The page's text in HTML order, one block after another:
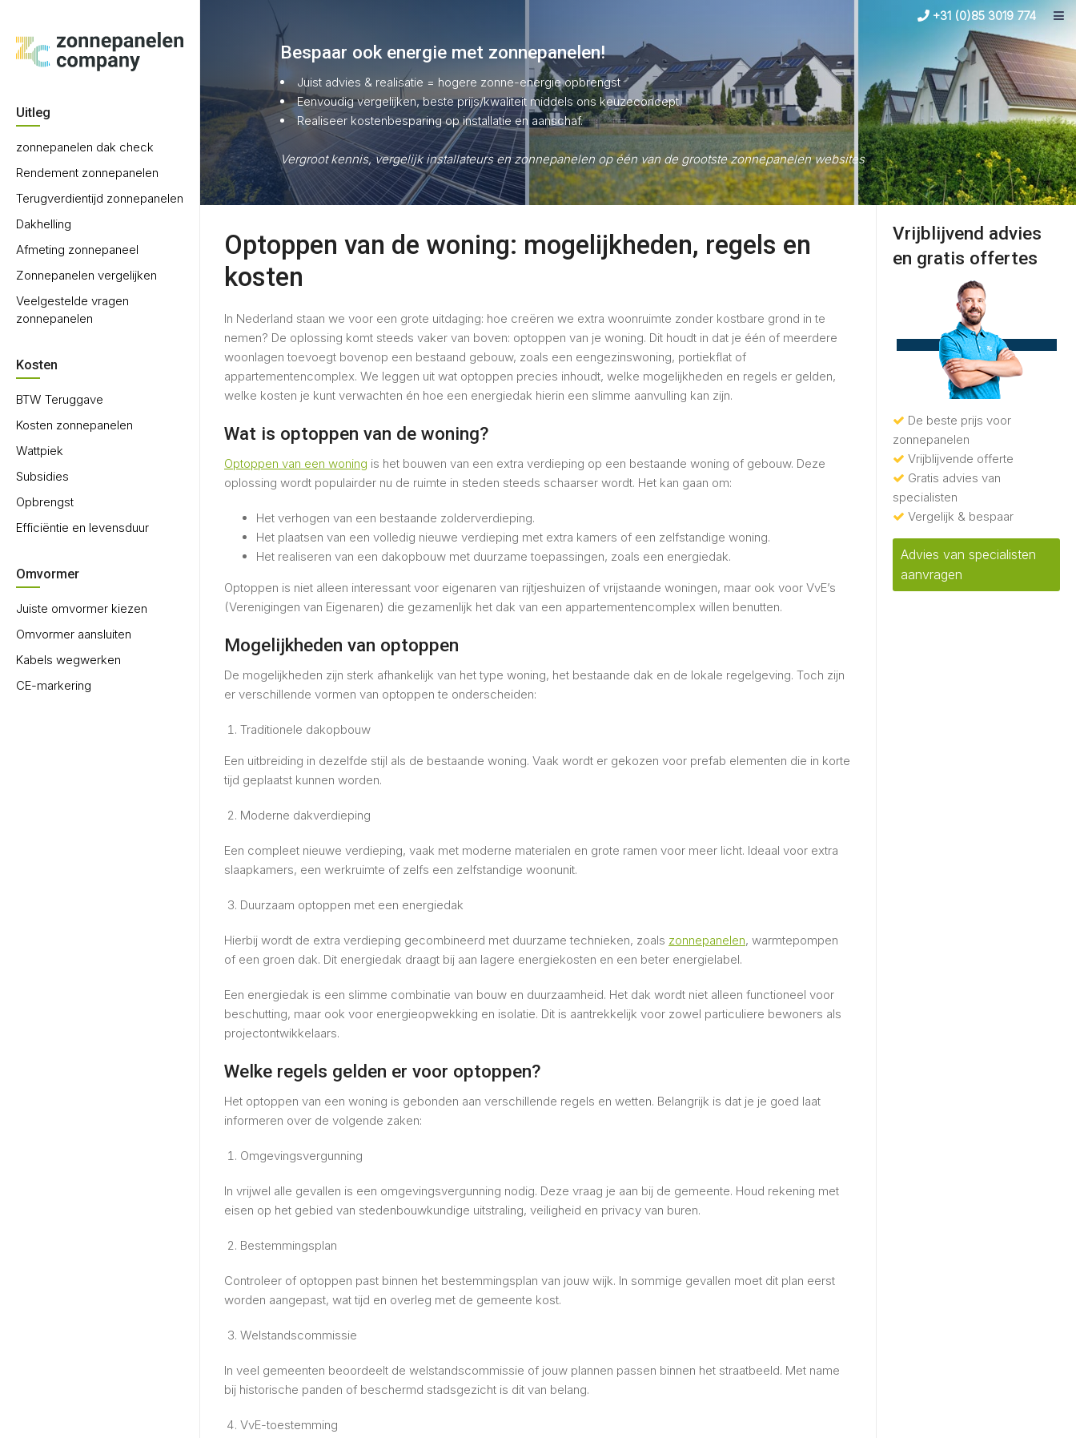
+31 (0)85 3019 774
Uitleg
zonnepanelen dak check
Rendement zonnepanelen
Terugverdientijd zonnepanelen
Dakhelling
Afmeting zonnepaneel
Zonnepanelen vergelijken
Veelgestelde vragen
zonnepanelen
Kosten
BTW Teruggave
Kosten zonnepanelen
Wattpiek
Subsidies
Opbrengst
Efficiëntie en levensduur
Omvormer
Juiste omvormer kiezen
Omvormer aansluiten
Kabels wegwerken
CE-markering
Bespaar ook energie met zonnepanelen!
Juist advies & realisatie = hogere zonne-energie opbrengst
Eenvoudig vergelijken, beste prijs/kwaliteit middels ons keuzeconcept.
Realiseer kostenbesparing op installatie en aanschaf.
Vergroot kennis, vergelijk installateurs en zonnepanelen op één van de grootste zonnepanelen websites
Optoppen van de woning: mogelijkheden, regels en
kosten
In Nederland staan we voor een grote uitdaging: hoe creëren we extra woonruimte zonder kostbare grond in te
nemen? De oplossing komt steeds vaker van boven: optoppen van je woning. Dit houdt in dat je één of meerdere
woonlagen toevoegt bovenop een bestaand gebouw, zoals een eengezinswoning, portiekflat of
appartementencomplex. We leggen uit wat optoppen precies inhoudt, welke mogelijkheden en regels er gelden,
welke kosten je kunt verwachten én hoe een energiedak hierin een slimme aanvulling kan zijn.
Wat is optoppen van de woning?
Optoppen van een woning is het bouwen van een extra verdieping op een bestaande woning of gebouw. Deze
oplossing wordt populairder nu de ruimte in steden steeds schaarser wordt. Het kan gaan om:
Het verhogen van een bestaande zolderverdieping.
Het plaatsen van een volledig nieuwe verdieping met extra kamers of een zelfstandige woning.
Het realiseren van een dakopbouw met duurzame toepassingen, zoals een energiedak.
Optoppen is niet alleen interessant voor eigenaren van rijtjeshuizen of vrijstaande woningen, maar ook voor VvE’s
(Verenigingen van Eigenaren) die gezamenlijk het dak van een appartementencomplex willen benutten.
Mogelijkheden van optoppen
De mogelijkheden zijn sterk afhankelijk van het type woning, het bestaande dak en de lokale regelgeving. Toch zijn
er verschillende vormen van optoppen te onderscheiden:
Traditionele dakopbouw
Een uitbreiding in dezelfde stijl als de bestaande woning. Vaak wordt er gekozen voor prefab elementen die in korte
tijd geplaatst kunnen worden.
Moderne dakverdieping
Een compleet nieuwe verdieping, vaak met moderne materialen en grote ramen voor meer licht. Ideaal voor extra
slaapkamers, een werkruimte of zelfs een zelfstandige woonunit.
Duurzaam optoppen met een energiedak
Hierbij wordt de extra verdieping gecombineerd met duurzame technieken, zoals zonnepanelen, warmtepompen
of een groen dak. Dit energiedak draagt bij aan lagere energiekosten en een beter energielabel.
Een energiedak is een slimme combinatie van bouw en duurzaamheid. Het dak wordt niet alleen functioneel voor
beschutting, maar ook voor energieopwekking en isolatie. Dit is aantrekkelijk voor zowel particuliere bewoners als
projectontwikkelaars.
Welke regels gelden er voor optoppen?
Het optoppen van een woning is gebonden aan verschillende regels en wetten. Belangrijk is dat je je goed laat
informeren over de volgende zaken:
Omgevingsvergunning
In vrijwel alle gevallen is een omgevingsvergunning nodig. Deze vraag je aan bij de gemeente. Houd rekening met
eisen op het gebied van stedenbouwkundige uitstraling, veiligheid en privacy van buren.
Bestemmingsplan
Controleer of optoppen past binnen het bestemmingsplan van jouw wijk. In sommige gevallen moet dit plan eerst
worden aangepast, wat tijd en overleg met de gemeente kost.
Welstandscommissie
In veel gemeenten beoordeelt de welstandscommissie of jouw plannen passen binnen het straatbeeld. Met name
bij historische panden of beschermd stadsgezicht is dit van belang.
VvE-toestemming
Vrijblijvend advies
en gratis offertes
De beste prijs voor
zonnepanelen
Vrijblijvende offerte
Gratis advies van
specialisten
Vergelijk & bespaar
Advies van specialisten
aanvragen